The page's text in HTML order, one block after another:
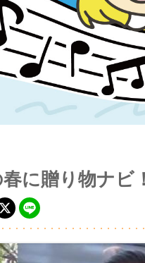
に贈り物ナビ！